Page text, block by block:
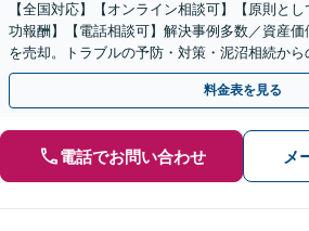
【全国対応】【オンライン相談可】【原則と
功報酬】【電話相談可】解決事例多数／資産
を売却。トラブルの予防・対策・泥沼相続か
い！法律と税務を一体的に対応します
料金表を見る
電話でお問い合わせ メ